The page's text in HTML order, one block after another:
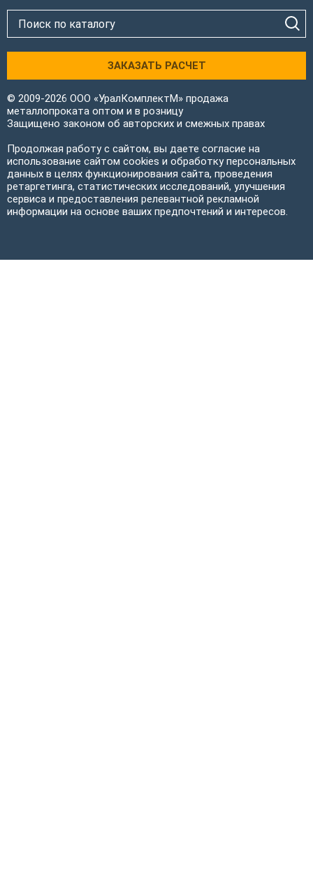
ЗАКАЗАТЬ РАСЧЕТ
© 2009-2026 ООО «УралКомплектМ» продажа
металлопроката оптом и в розницу
Защищено законом об авторских и смежных правах
Продолжая работу с сайтом, вы даете согласие на
использование сайтом cookies и обработку персональных
данных в целях функционирования сайта, проведения
ретаргетинга, статистических исследований, улучшения
сервиса и предоставления релевантной рекламной
информации на основе ваших предпочтений и интересов.